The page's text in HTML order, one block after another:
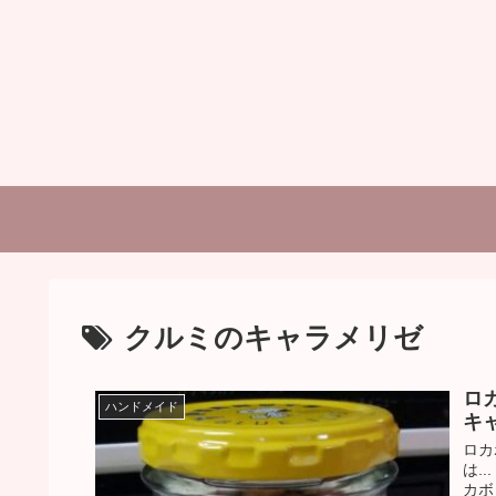
クルミのキャラメリゼ
ハンドメイド
ロ
キ
ロ
は...
カ